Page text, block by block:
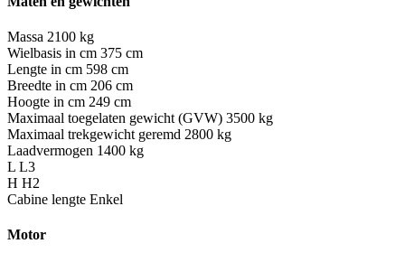
Massa 2100 kg
Wielbasis in cm 375 cm
Lengte in cm 598 cm
Breedte in cm 206 cm
Hoogte in cm 249 cm
Maximaal toegelaten gewicht (GVW) 3500 kg
Maximaal trekgewicht geremd 2800 kg
Laadvermogen 1400 kg
L L3
H H2
Cabine lengte Enkel
Motor